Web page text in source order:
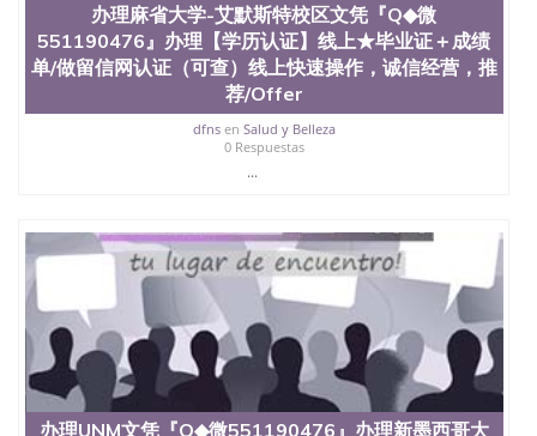
办理麻省大学-艾默斯特校区文凭『Q◆微
551190476』办理【学历认证】线上★毕业证＋成绩
单/做留信网认证（可查）线上快速操作，诚信经营，推
荐/Offer
dfnsen Salud y Belleza
0 Respuestas
...
办理UNM文凭『Q◆微551190476』办理新墨西哥大